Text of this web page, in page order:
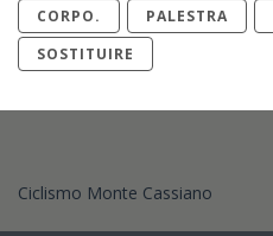
CORPO.
PALESTRA
SOSTITUIRE
Ciclismo Monte Cassiano